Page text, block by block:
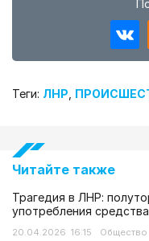
Теги: ЛНР
Читайте также
Трагедия в ЛНР:
употребления
20.04.2026 16:15 Общество